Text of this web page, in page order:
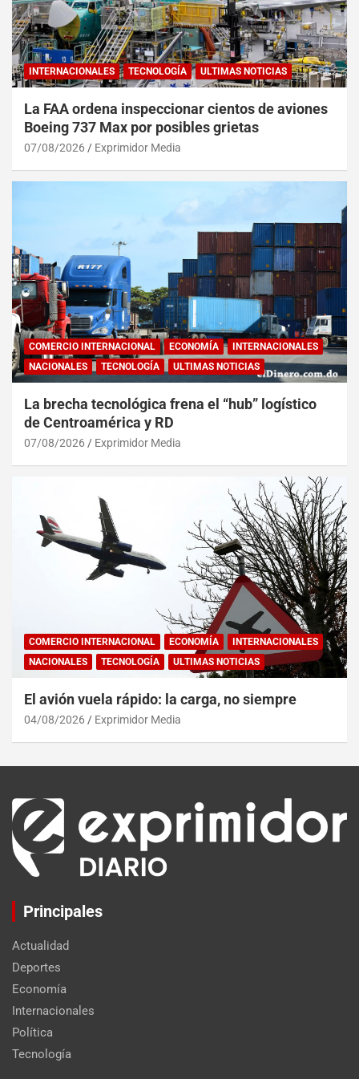
INTERNACIONALES TECNOLOGÍA ULTIMAS NOTICIAS
La FAA ordena inspeccionar cientos de aviones
Boeing 737 Max por posibles grietas
07/08/2026 Exprimidor Media
COMERCIO INTERNACIONAL ECONOMÍA
INTERNACIONALES
NACIONALES
TECNOLOGÍA ULTIMAS NOTICIAS
La brecha tecnológica frena el “hub” logístico
de Centroamérica y RD
07/08/2026 Exprimidor Media
COMERCIO INTERNACIONAL ECONOMÍA
INTERNACIONALES
NACIONALES
TECNOLOGÍA ULTIMAS NOTICIAS
El avión vuela rápido: la carga, no siempre
04/08/2026 Exprimidor Media
Principales
Actualidad
Deportes
Economía
Internacionales
Política
Tecnología